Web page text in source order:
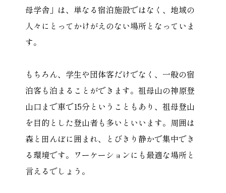
母学舎」は、単なる宿泊施設ではなく、地域の
人々にとってかけがえのない場所となっていま
す。
もちろん、学生や団体客だけでなく、一般の宿
泊客も泊まることができます。祖母山の神原登
山口まで車で15分ということもあり、祖母登山
を目的とした登山者も多いといいます。周囲は
森と田んぼに囲まれ、とびきり静かで集中でき
る環境です。ワーケーションにも最適な場所と
言えるでしょう。